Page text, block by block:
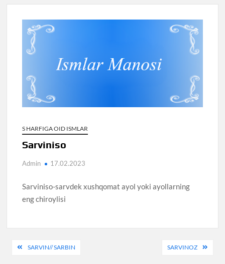
S HARFIGA OID ISMLAR
Sarviniso
Admin 17.02.2023
Sarviniso-sarvdek xushqomat ayol yoki ayollarning
eng chiroylisi
PostSARVIN// SARBIN SARVINOZ